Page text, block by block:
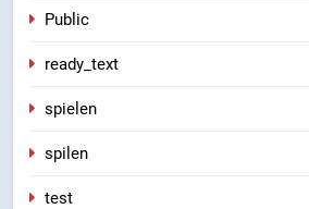
Public
ready_text
spielen
spilen
test